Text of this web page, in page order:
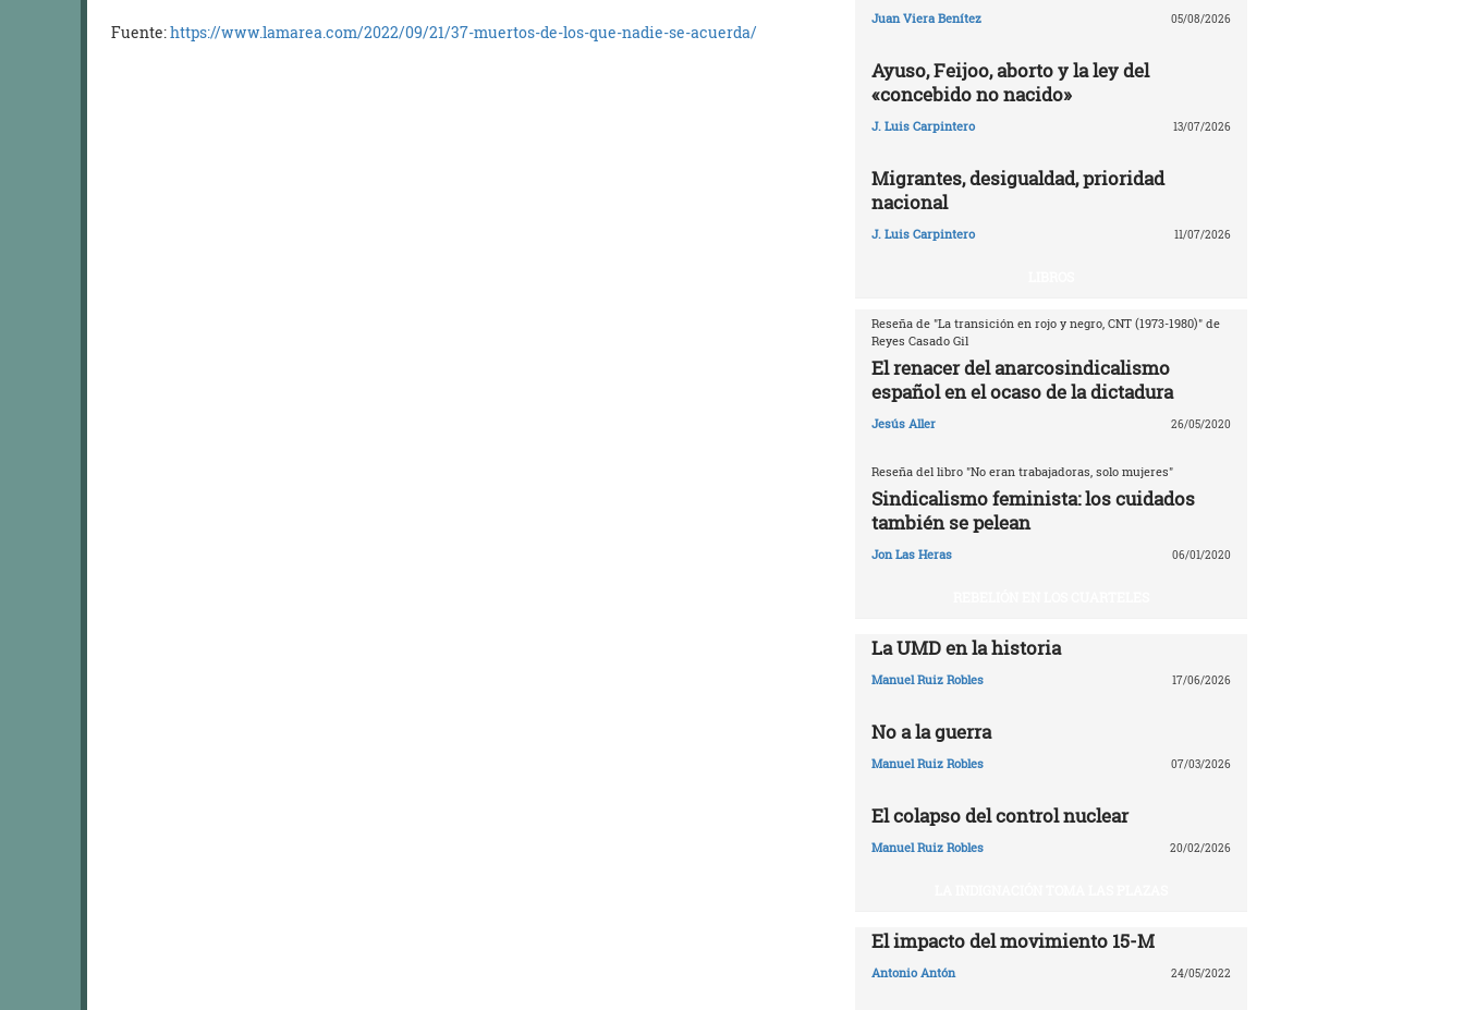
Fuente:https://www.lamarea.com/2022/09/21/37-muertos-de-los-que-nadie-se-acuerda/
Juan Viera Benítez 05/08/2026
Ayuso, Feijoo, aborto y la ley del
«concebido no nacido»
J. Luis Carpintero 13/07/2026
Migrantes, desigualdad, prioridad
nacional
J. Luis Carpintero 11/07/2026
Reseña de "La transición en rojo y negro, CNT (1973-1980)" de
Reyes Casado Gil
El renacer del anarcosindicalismo
español en el ocaso de la dictadura
Jesús Aller 26/05/2020
Reseña del libro "No eran trabajadoras, solo mujeres"
Sindicalismo feminista: los cuidados
también se pelean
Jon Las Heras 06/01/2020
La UMD en la historia
Manuel Ruiz Robles 17/06/2026
No a la guerra
Manuel Ruiz Robles 07/03/2026
El colapso del control nuclear
Manuel Ruiz Robles 20/02/2026
El impacto del movimiento 15-M
Antonio Antón 24/05/2022